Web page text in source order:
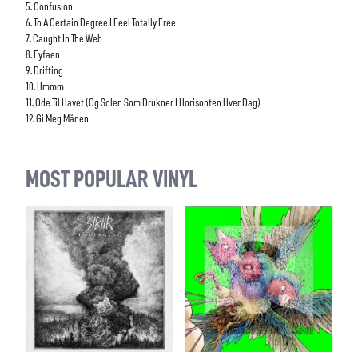
5. Confusion
6. To A Certain Degree I Feel Totally Free
7. Caught In The Web
8. Fyfaen
9. Drifting
10. Hmmm
11. Ode Til Havet (Og Solen Som Drukner I Horisonten Hver Dag)
12. Gi Meg Månen
MOST POPULAR VINYL